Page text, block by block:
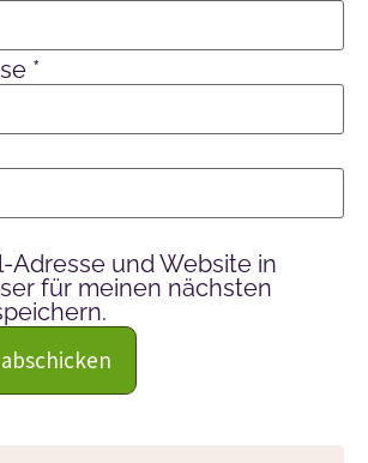
*
Adresse und Website in
für meinen nächsten